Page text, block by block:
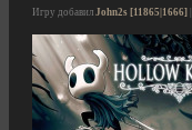
Игру добавил John2s [11865|1666]